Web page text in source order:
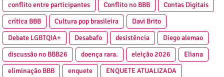
conflito entre participantes
Conflito no BBB
Contas Digitais
crítica BBB
Cultura pop brasileira
Davi Brito
Debate LGBTQIA+
Desabafo desistência
Diego alemao
discussão no BBB26
doença rara. eleição 2026
Eliana
eliminação BBB
enquete
ENQUETE ATUALIZADA